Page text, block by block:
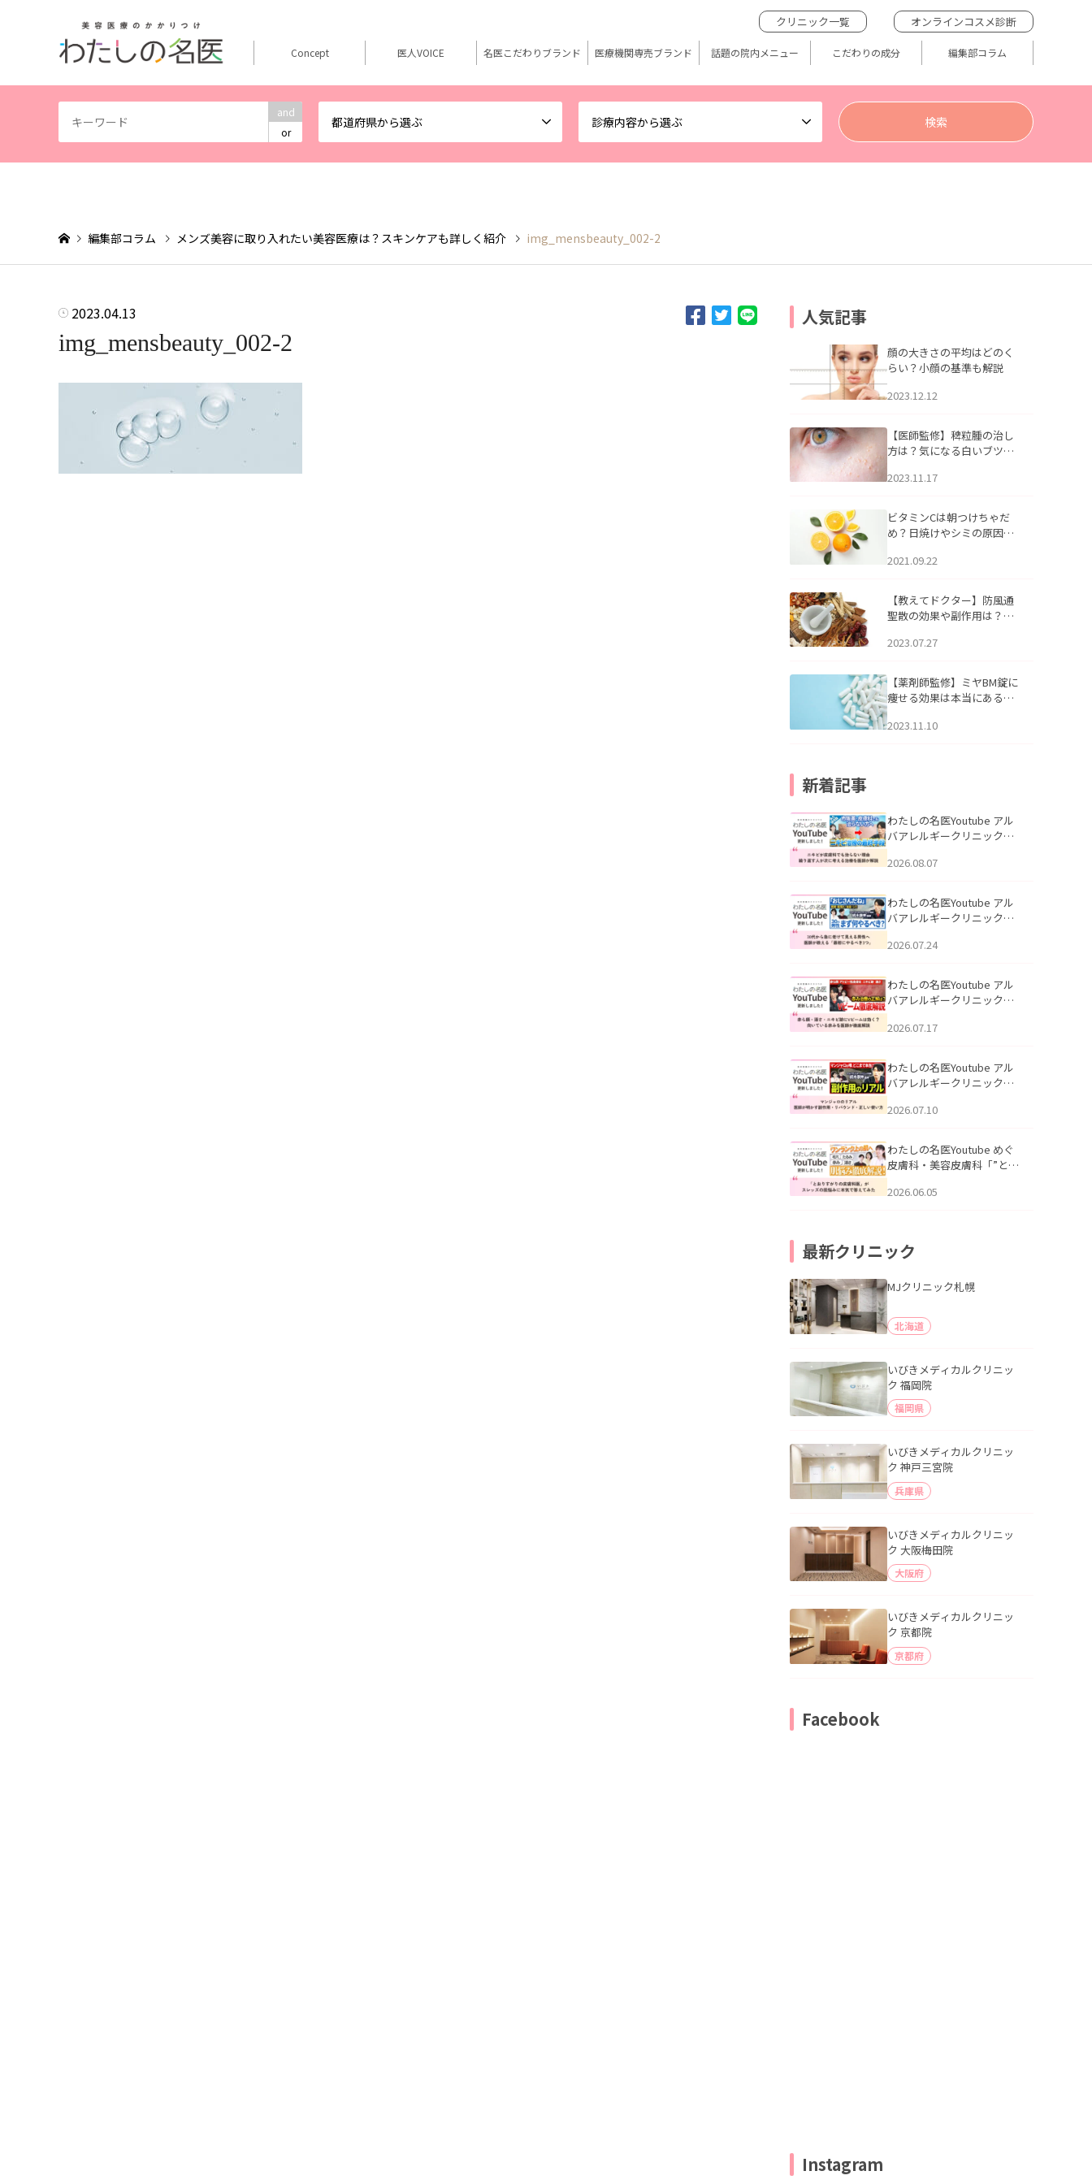
and
or
都道府県から選ぶ 診療内容から選ぶ
クリニック一覧 オンラインコスメ診断
Concept 医人VOICE 名医こだわりブランド 医療機関専売ブランド 話題の院内メニュー こだわりの成分 編集部コラム
編集部コラム メンズ美容に取り入れたい美容医療は？スキンケアも詳しく紹介 img_mensbeauty_002-2
2023.04.13
img_mensbeauty_002-2
人気記事
顔の大きさの平均はどのく
らい？小顔の基準も解説
2023.12.12
【医師監修】稗粒腫の治し
方は？気になる白いブツブ
アについて
2023.11.17
ビタミンCは朝つけちゃだ
め？日焼けやシミの原因に
2021.09.22
【教えてドクター】防風通
聖散の効果や副作用は？長
2023.07.27
【薬剤師監修】ミヤBM錠に
痩せる効果は本当にある
2023.11.10
新着記事
わたしの名医Youtube アル
バアレルギークリニック札
らない理由｜繰り返す人が
説」を公開いたしました。
2026.08.07
わたしの名医Youtube アル
バアレルギークリニック札
える男性へ｜医師が教える
公開いたしました。
2026.07.24
わたしの名医Youtube アル
バアレルギークリニック札
跡にVビームは効く？向いて
説」を公開いたしました。
2026.07.17
わたしの名医Youtube アル
バアレルギークリニック札
医師が明かす副作用・リバ
公開いたしました。
2026.07.10
わたしの名医Youtube めぐ
皮膚科・美容皮膚科「”とお
ッズの肌悩みに本気で答え
2026.06.05
最新クリニック
MJクリニック札幌
北海道
いびきメディカルクリニッ
ク 福岡院
福岡県
いびきメディカルクリニッ
ク 神戸三宮院
兵庫県
いびきメディカルクリニッ
ク 大阪梅田院
大阪府
いびきメディカルクリニッ
ク 京都院
京都府
Facebook
Instagram